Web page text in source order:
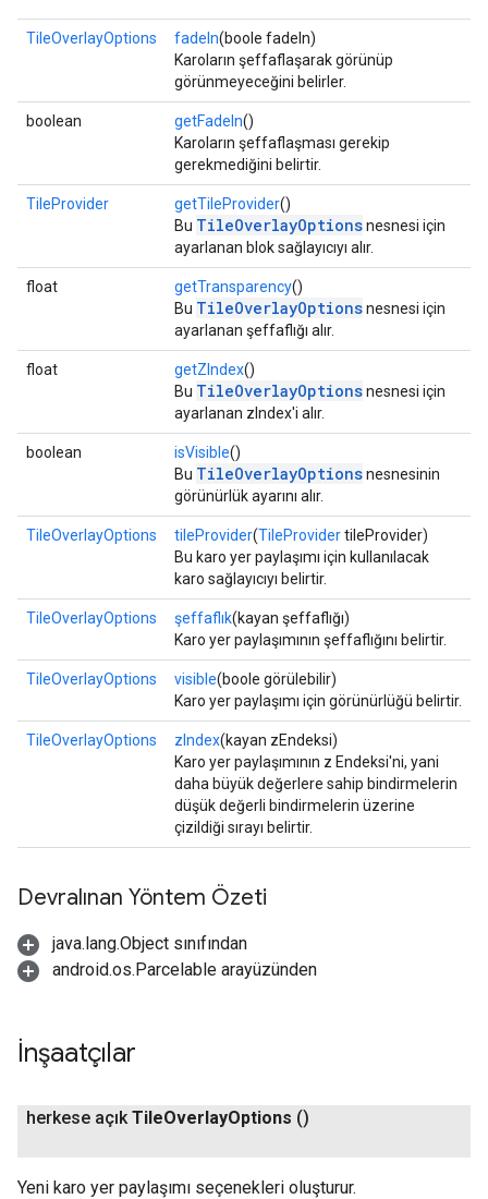
TileOverlayOptions fadeIn(boole fadeIn)
Karoların şeffaflaşarak görünüp
görünmeyeceğini belirler.
boolean getFadeIn()
Karoların şeffaflaşması gerekip
gerekmediğini belirtir.
TileProvider getTileProvider()
Bu TileOverlayOptionsnesnesi için
ayarlanan blok sağlayıcıyı alır.
float getTransparency()
Bu TileOverlayOptionsnesnesi için
ayarlanan şeffaflığı alır.
float getZIndex()
Bu TileOverlayOptionsnesnesi için
ayarlanan zIndex'i alır.
boolean isVisible()
Bu TileOverlayOptionsnesnesinin
görünürlük ayarını alır.
TileOverlayOptions tileProvider(TileProvidertileProvider)
Bu karo yer paylaşımı için kullanılacak
karo sağlayıcıyı belirtir.
TileOverlayOptions şeffaflık(kayan şeffaflığı)
Karo yer paylaşımının şeffaflığını belirtir.
TileOverlayOptions visible(boole görülebilir)
Karo yer paylaşımı için görünürlüğü belirtir.
TileOverlayOptions zIndex(kayan zEndeksi)
Karo yer paylaşımının z Endeksi'ni, yani
daha büyük değerlere sahip bindirmelerin
düşük değerli bindirmelerin üzerine
çizildiği sırayı belirtir.
Devralınan Yöntem Özeti
java.lang.Object sınıfından
android.os.Parcelable arayüzünden
İnşaatçılar
herkese açıkTileOverlayOptions ()
Yeni karo yer paylaşımı seçenekleri oluşturur.